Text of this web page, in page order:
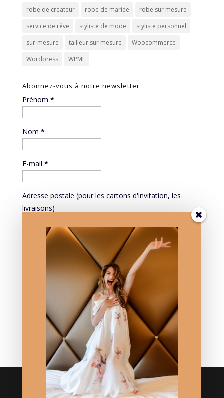
robe de créateur
robe de mariée
robe sur mesure
service de rêve
styliste de mode
styliste personnel
sur-mesure
tailleur sur mesure
Woocommerce
Wordpress
WPML
Abonnez-vous à notre newsletter
Prénom *
Nom *
E-mail *
Adresse postale (pour les cartons d'invitation, les
livraisons)
Mieux vous connaître pour mieux vous servir:
Mieux vous connaître pour mieux vous servir: DATE DE
Crédits